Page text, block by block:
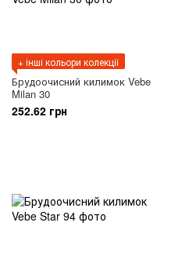
+ інші кольори колекції
Брудоочисний килимок Vebe
Milan 30
252.62 грн